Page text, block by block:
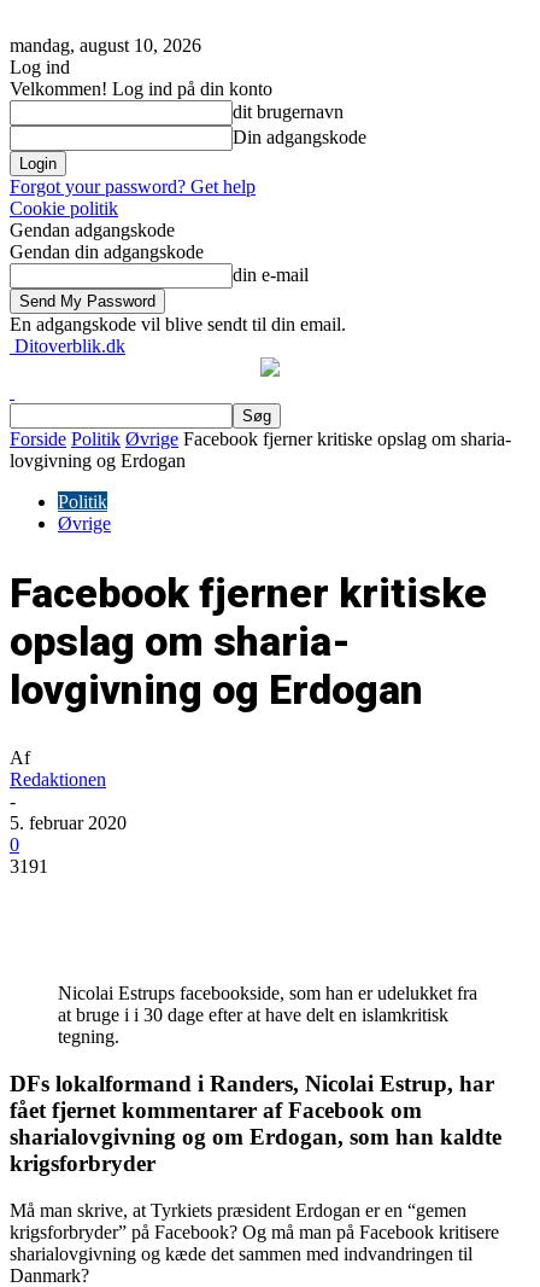
mandag, august 10, 2026
Log ind
Velkommen! Log ind på din konto
dit brugernavn
Din adgangskode
Forgot your password? Get help
Cookie politik
Gendan adgangskode
Gendan din adgangskode
din e-mail
En adgangskode vil blive sendt til din email.
Ditoverblik.dk
Forside Politik Øvrige Facebook fjerner kritiske opslag om sharia-
lovgivning og Erdogan
Politik
Øvrige
Facebook fjerner kritiske
opslag om sharia-
lovgivning og Erdogan
Af
Redaktionen
-
5. februar 2020
0
3191
Nicolai Estrups facebookside, som han er udelukket fra
at bruge i i 30 dage efter at have delt en islamkritisk
tegning.
DFs lokalformand i Randers, Nicolai Estrup, har
fået fjernet kommentarer af Facebook om
sharialovgivning og om Erdogan, som han kaldte
krigsforbryder
Må man skrive, at Tyrkiets præsident Erdogan er en “gemen
krigsforbryder” på Facebook? Og må man på Facebook kritisere
sharialovgivning og kæde det sammen med indvandringen til
Danmark?